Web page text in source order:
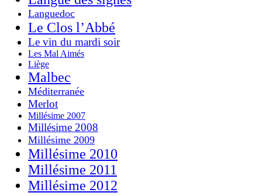
Languedoc
Le Clos l’Abbé
Le vin du mardi soir
Les Mal Aimés
Liège
Malbec
Méditerranée
Merlot
Millésime 2007
Millésime 2008
Millésime 2009
Millésime 2010
Millésime 2011
Millésime 2012